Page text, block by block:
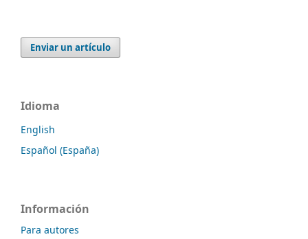
Enviar un artículo
Idioma
English
Español (España)
Información
Para autores